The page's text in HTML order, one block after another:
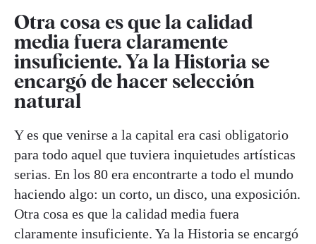
Otra cosa es que la calidad
media fuera claramente
insuficiente. Ya la Historia se
encargó de hacer selección
natural
Y es que venirse a la capital era casi obligatorio
para todo aquel que tuviera inquietudes artísticas
serias. En los 80 era encontrarte a todo el mundo
haciendo algo: un corto, un disco, una exposición.
Otra cosa es que la calidad media fuera
claramente insuficiente. Ya la Historia se encargó